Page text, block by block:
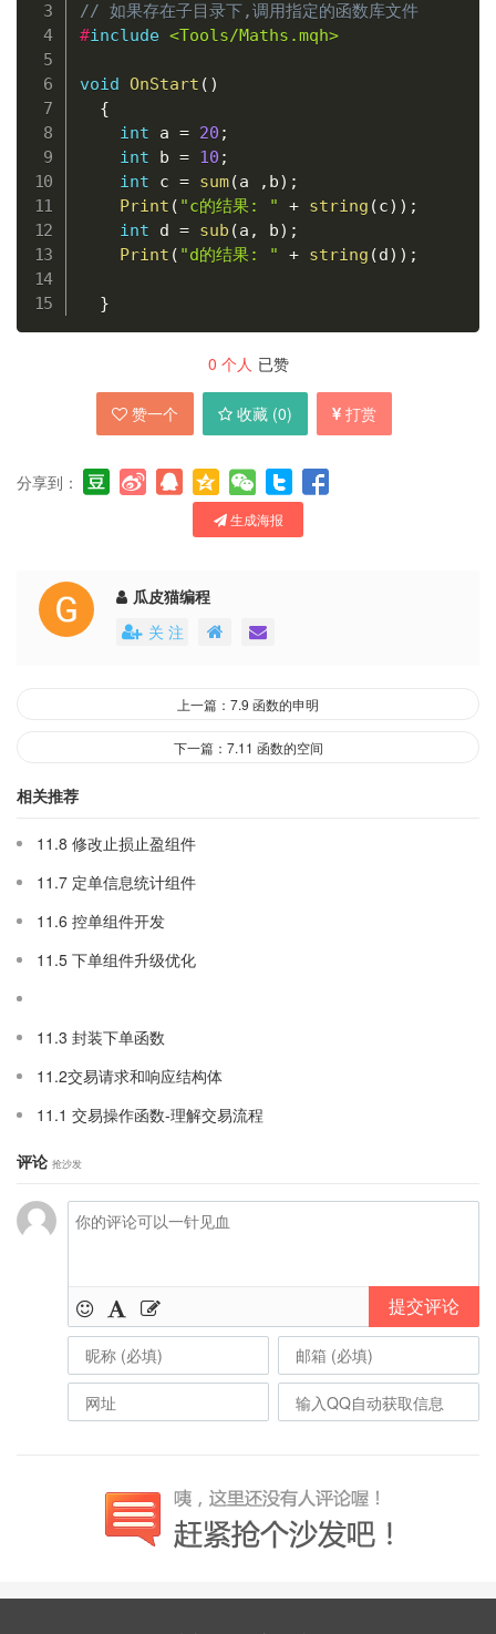
// 如果存在子目录下,调用指定的函数库文件
#include <Tools/Maths.mqh>
void OnStart ( )
{
int a = 20 ;
int b = 10 ;
int c = sum(a , b) ;
Print ( "c的结果: " + string (c) ) ;
int d = sub (a , b) ;
Print ( "d的结果: " + string (d ) ) ;
}
0 个人 已赞
赞一个 收藏 (0) 打赏
分享到：
生成海报
瓜皮猫编程
关 注
上一篇：7.9 函数的申明
下一篇：7.11 函数的空间
相关推荐
11.8 修改止损止盈组件
11.7 定单信息统计组件
11.6 控单组件开发
11.5 下单组件升级优化
11.3 封装下单函数
11.2交易请求和响应结构体
11.1 交易操作函数-理解交易流程
评论 抢沙发
提交评论